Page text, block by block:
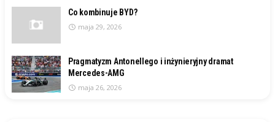
Co kombinuje BYD?
maja 29, 2026
Pragmatyzm Antonellego i inżynieryjny dramat
Mercedes-AMG
maja 26, 2026